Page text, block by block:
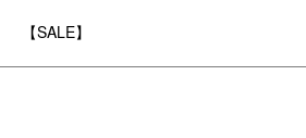
【SALE】